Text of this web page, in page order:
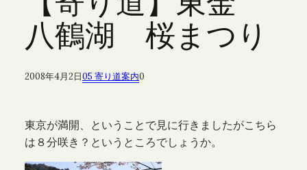
八鶴湖 桜まつり
2008年4月2日05 寄り道案内0
東京が満開、ということで見に行きましたがこちら
は８分咲き？というところでしょうか。